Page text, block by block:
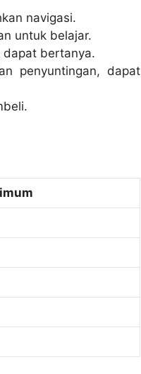
navigasi.
untuk belajar.
dapat bertanya.
penyuntingan, dapat